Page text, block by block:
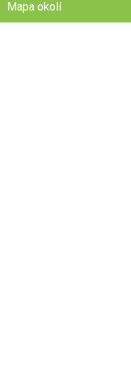
Mapa okolí